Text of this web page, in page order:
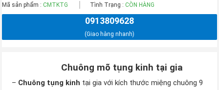
Mã sản phẩm :CMTKTG Tình Trạng : CÒN HÀNG
0913809628
(Giao hàng nhanh)
Chuông mõ tụng kinh tại gia
– Chuông tụng kinh tại gia với kích thước miệng chuông 9